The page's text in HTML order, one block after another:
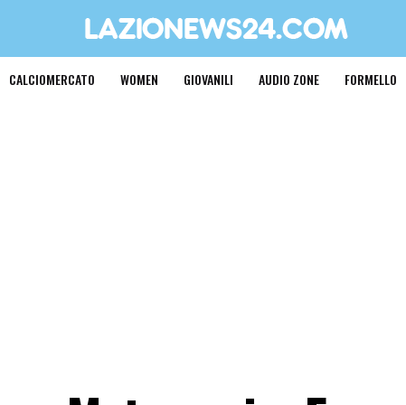
CALCIOMERCATO WOMEN GIOVANILI AUDIO ZONE FORMELLO